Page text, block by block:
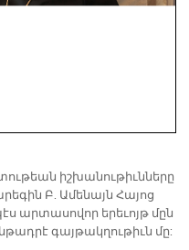
իշխանութիւնները
Բ. Ամենայն Հայոց
արտասովոր երեւոյթ մըն
գայթակղութիւն մը: